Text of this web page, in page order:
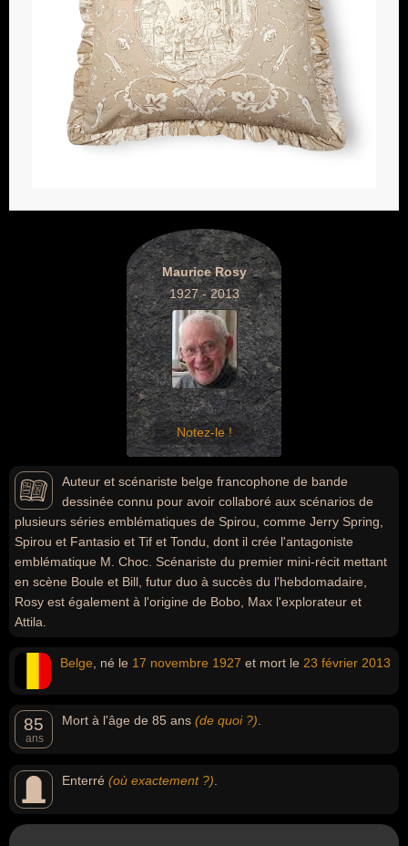
Maurice Rosy
1927 - 2013
Notez-le !
Auteur et scénariste belge francophone de bande
dessinée connu pour avoir collaboré aux scénarios de
plusieurs séries emblématiques de Spirou, comme Jerry Spring,
Spirou et Fantasio et Tif et Tondu, dont il crée l'antagoniste
emblématique M. Choc. Scénariste du premier mini-récit mettant
en scène Boule et Bill, futur duo à succès du l'hebdomadaire,
Rosy est également à l'origine de Bobo, Max l'explorateur et
Attila.
Belge , né le 17 novembre 1927 et mort le 23 février 2013
85
ans
Mort à l'âge de 85 ans (de quoi ?)
Enterré (où exactement ?)